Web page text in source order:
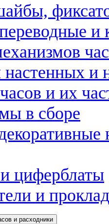
и
настенных и
и их
в сборе
циферблаты
и
и расходники